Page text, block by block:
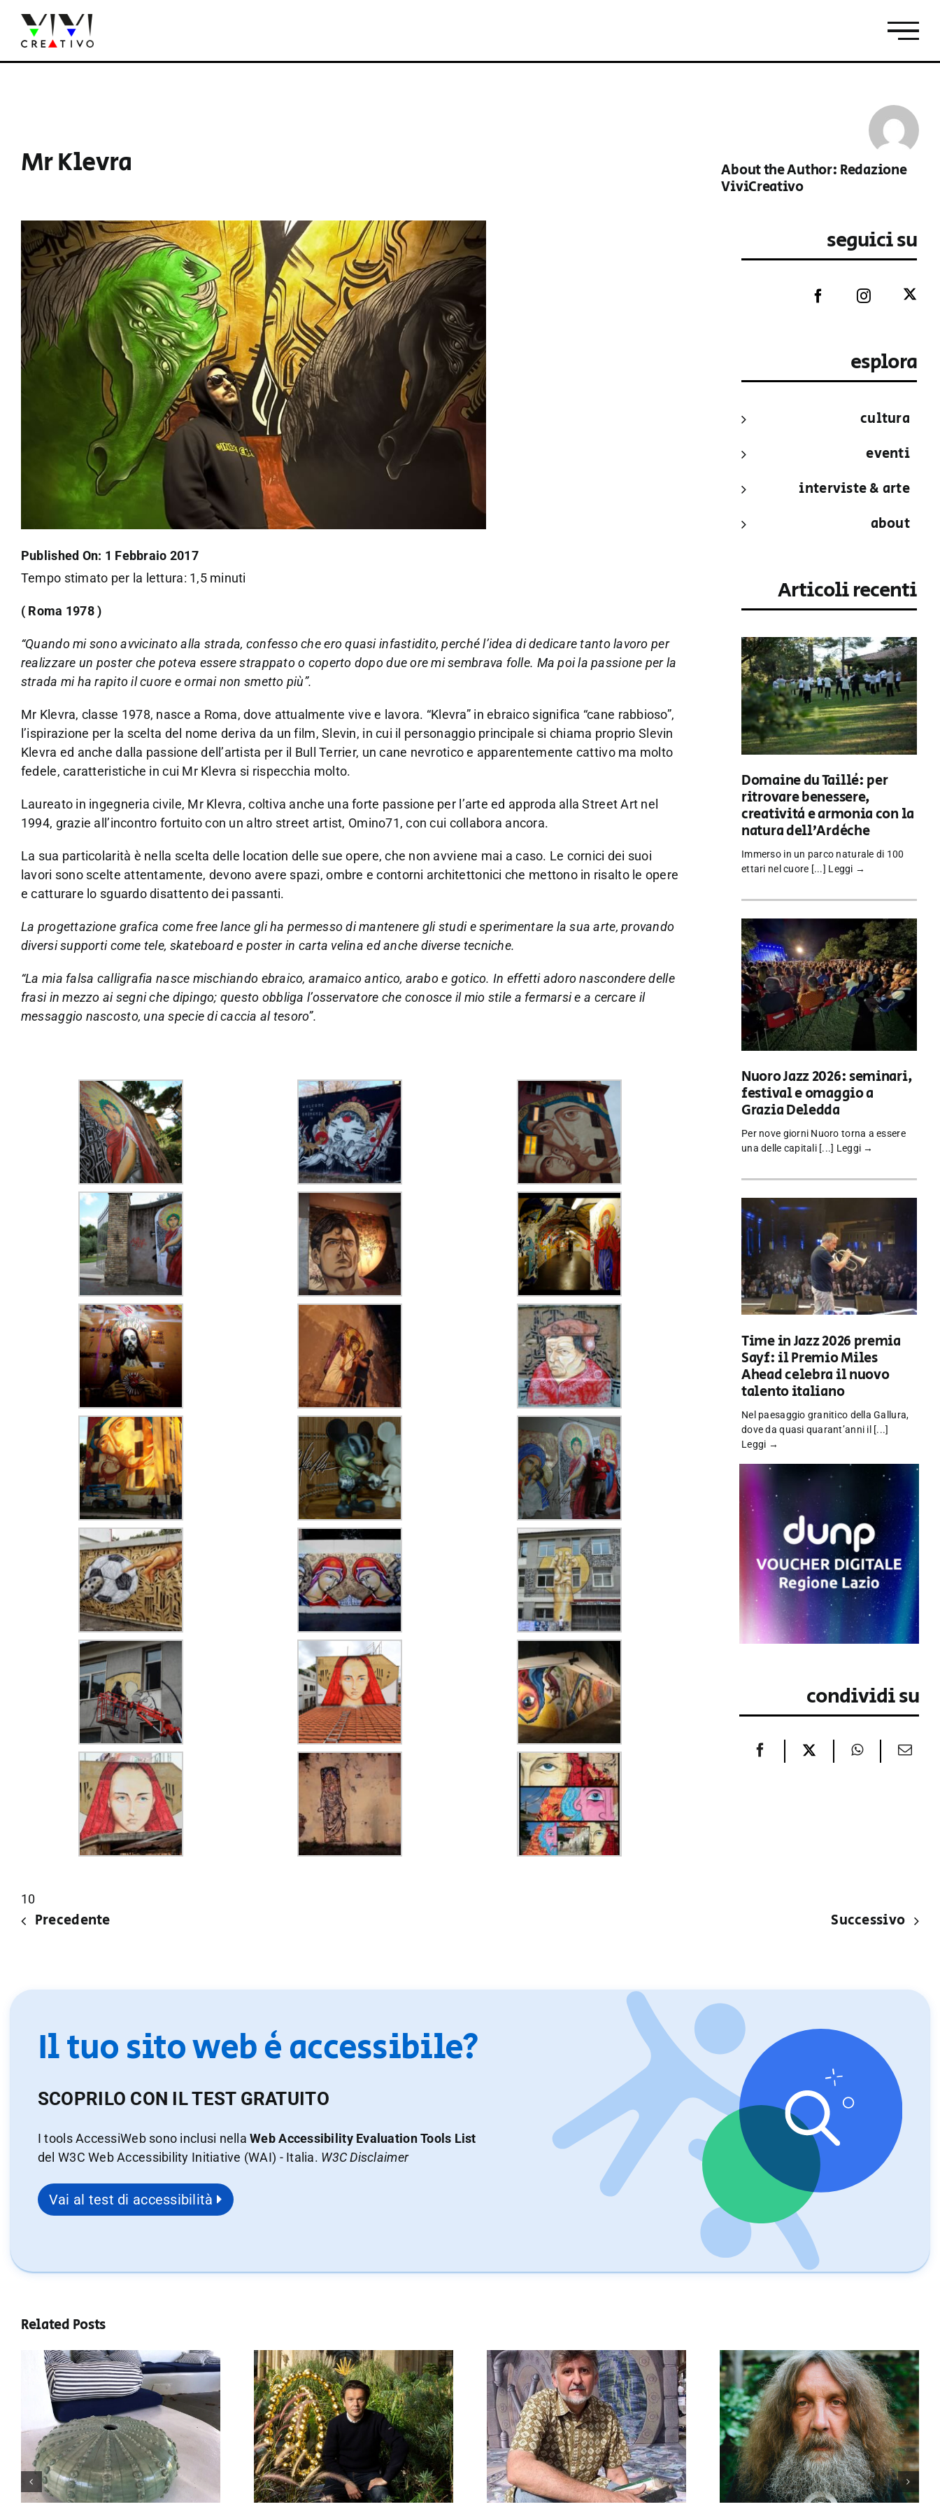
contenuto
Mr Klevra About the Author: Redazione
ViviCreativo
Published On: 1 Febbraio 2017
Tempo stimato per la lettura: 1,5 minuti
( Roma 1978 )
“Quando mi sono avvicinato alla strada, confesso che ero quasi infastidito, perché l’idea di dedicare tanto lavoro per
realizzare un poster che poteva essere strappato o coperto dopo due ore mi sembrava folle. Ma poi la passione per la
strada mi ha rapito il cuore e ormai non smetto più”.
Mr Klevra, classe 1978, nasce a Roma, dove attualmente vive e lavora. “Klevra” in ebraico significa “cane rabbioso”,
l’ispirazione per la scelta del nome deriva da un film, Slevin, in cui il personaggio principale si chiama proprio Slevin
Klevra ed anche dalla passione dell’artista per il Bull Terrier, un cane nevrotico e apparentemente cattivo ma molto
fedele, caratteristiche in cui Mr Klevra si rispecchia molto.
Laureato in ingegneria civile, Mr Klevra, coltiva anche una forte passione per l’arte ed approda alla Street Art nel
1994, grazie all’incontro fortuito con un altro street artist, Omino71, con cui collabora ancora.
La sua particolarità è nella scelta delle location delle sue opere, che non avviene mai a caso. Le cornici dei suoi
lavori sono scelte attentamente, devono avere spazi, ombre e contorni architettonici che mettono in risalto le opere
e catturare lo sguardo disattento dei passanti.
La progettazione grafica come free lance gli ha permesso di mantenere gli studi e sperimentare la sua arte, provando
diversi supporti come tele, skateboard e poster in carta velina ed anche diverse tecniche.
“La mia falsa calligrafia nasce mischiando ebraico, aramaico antico, arabo e gotico. In effetti adoro nascondere delle
frasi in mezzo ai segni che dipingo; questo obbliga l’osservatore che conosce il mio stile a fermarsi e a cercare il
messaggio nascosto, una specie di caccia al tesoro”.
10
seguici su
esplora
cultura
eventi
interviste & arte
about
Articoli recenti
Domaine du Taillé: per
ritrovare benessere,
creatività e armonia con la
natura dell’Ardèche
Immerso in un parco naturale di 100
ettari nel cuore [...] Leggi →
Nuoro Jazz 2026: seminari,
festival e omaggio a
Grazia Deledda
Per nove giorni Nuoro torna a essere
una delle capitali [...] Leggi →
Time in Jazz 2026 premia
Sayf: il Premio Miles
Ahead celebra il nuovo
talento italiano
Nel paesaggio granitico della Gallura,
dove da quasi quarant’anni il [...]
Leggi →
condividi su
Precedente Successivo
Il tuo sito web è accessibile?
SCOPRILO CON IL TEST GRATUITO
I tools AccessiWeb sono inclusi nellaWeb Accessibility Evaluation Tools List
del W3C Web Accessibility Initiative (WAI) - Italia. W3C Disclaimer
Vai al test di accessibilità
Related Posts